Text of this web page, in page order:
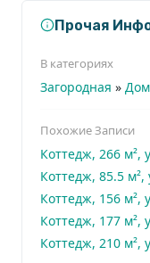
14,4 сотки,
деревья,
состоянии,
черте города.
РЕЗЮМЕ
Прочая
В категориях
Загородная »
Похожие Записи
Коттедж, 266 м²,
Коттедж, 85.5 м²,
Коттедж, 156 м²,
Коттедж, 177 м²,
Коттедж, 210 м²,